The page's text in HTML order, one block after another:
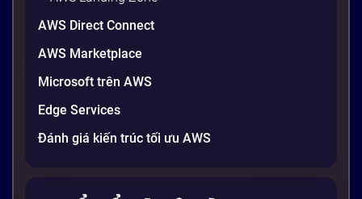
Generative AI là gì? Giải thích đơn giản
và ứng dụng cho doanh nghiệp Việt
Nam 2026
Gần đây, bạn có thể nghe đến thuật ngữ “Generative
startup công nghệ. Vấn đề là phần lớn lời giải thích
AWS Direct Connect
AWS Marketplace
Microsoft trên AWS
Edge Services
Đánh giá kiến trúc tối ưu AWS